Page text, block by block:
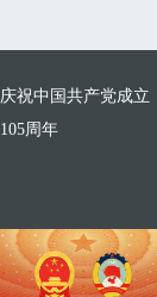
庆祝中国共产党成立
105周年